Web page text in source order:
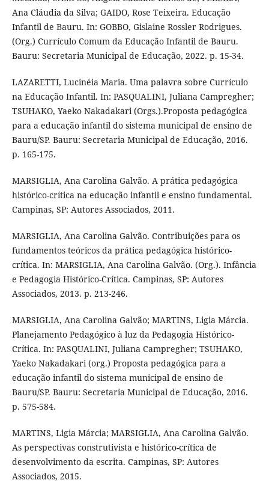
Ana Cláudia da Silva; GAIDO, Rose Teixeira. Educação
Infantil de Bauru. In: GOBBO, Gislaine Rossler Rodrigues.
(Org.) Currículo Comum da Educação Infantil de Bauru.
Bauru: Secretaria Municipal de Educação, 2022. p. 15-34.
LAZARETTI, Lucinéia Maria. Uma palavra sobre Currículo
na Educação Infantil. In: PASQUALINI, Juliana Campregher;
TSUHAKO, Yaeko Nakadakari (Orgs.).Proposta pedagógica
para a educação infantil do sistema municipal de ensino de
Bauru/SP. Bauru: Secretaria Municipal de Educação, 2016.
p. 165-175.
MARSIGLIA, Ana Carolina Galvão. A prática pedagógica
histórico-crítica na educação infantil e ensino fundamental.
Campinas, SP: Autores Associados, 2011.
MARSIGLIA, Ana Carolina Galvão. Contribuições para os
fundamentos teóricos da prática pedagógica histórico-
crítica. In: MARSIGLIA, Ana Carolina Galvão. (Org.). Infância
e Pedagogia Histórico-Crítica. Campinas, SP: Autores
Associados, 2013. p. 213-246.
MARSIGLIA, Ana Carolina Galvão; MARTINS, Ligia Márcia.
Planejamento Pedagógico à luz da Pedagogia Histórico-
Crítica. In: PASQUALINI, Juliana Campregher; TSUHAKO,
Yaeko Nakadakari (org.) Proposta pedagógica para a
educação infantil do sistema municipal de ensino de
Bauru/SP. Bauru: Secretaria Municipal de Educação, 2016.
p. 575-584.
MARTINS, Ligia Márcia; MARSIGLIA, Ana Carolina Galvão.
As perspectivas construtivista e histórico-crítica de
desenvolvimento da escrita. Campinas, SP: Autores
Associados, 2015.